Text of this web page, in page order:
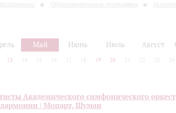
Образовательные программы
Май Июнь Июль Август
13 14 15 16 17 18 19 20 21 22 23 24
Академического симфонического
| Моцарт, Шуман